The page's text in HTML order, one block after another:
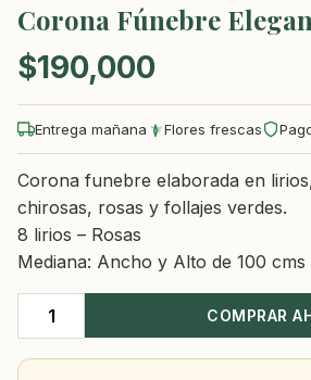
Corona Fúnebre
$190,000
Entrega mañana Flores frescas
Corona funebre elaborada en
chirosas, rosas y follajes verdes.
8 lirios – Rosas
Mediana: Ancho y Alto de 100 cms
Corona
Fúnebre
COMPRAR